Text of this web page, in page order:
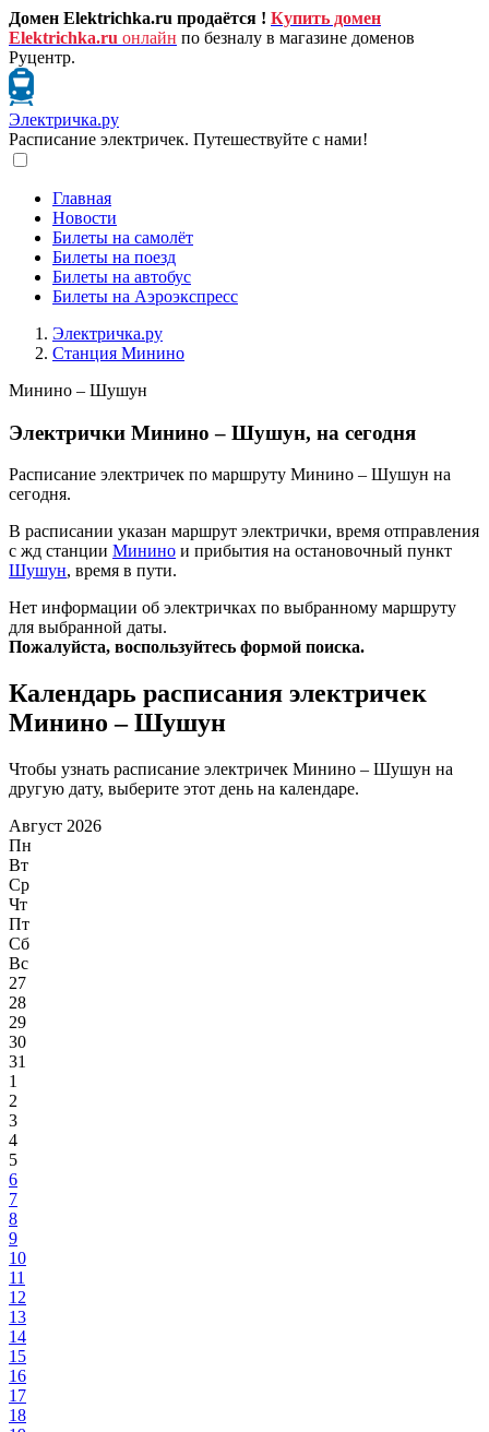
Домен Elektrichka.ru продаётся ! Купить домен
Elektrichka.ru онлайн по безналу в магазине доменов
Руцентр.
Электричка.ру
Расписание электричек. Путешествуйте с нами!
Главная
Новости
Билеты на самолёт
Билеты на поезд
Билеты на автобус
Билеты на Аэроэкспресс
Электричка.ру
Станция Минино
Минино – Шушун
Электрички Минино – Шушун, на сегодня
Расписание электричек по маршруту Минино – Шушун на
сегодня.
В расписании указан маршрут электрички, время отправления
с жд станции Минино и прибытия на остановочный пункт
Шушун, время в пути.
Нет информации об электричках по выбранному маршруту
для выбранной даты.
Пожалуйста, воспользуйтесь формой поиска.
Календарь расписания электричек
Минино – Шушун
Чтобы узнать расписание электричек Минино – Шушун на
другую дату, выберите этот день на календаре.
Август 2026
Пн
Вт
Ср
Чт
Пт
Сб
Вс
27
28
29
30
31
1
2
3
4
5
6
7
8
9
10
11
12
13
14
15
16
17
18